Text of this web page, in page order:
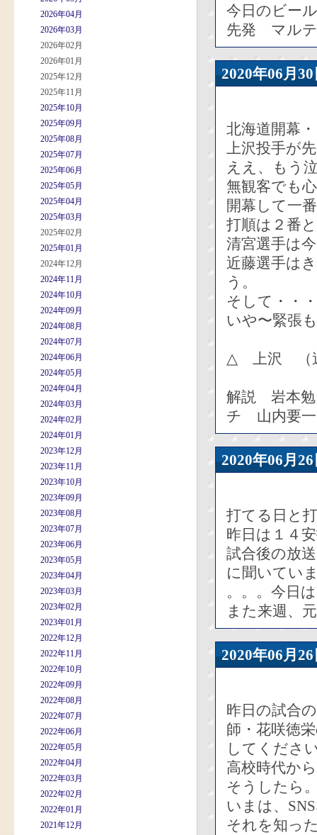
2026年04月
2026年03月
2026年02月
2026年01月
2025年12月
2025年11月
2025年10月
2025年09月
2025年08月
2025年07月
2025年06月
2025年05月
2025年04月
2025年03月
2025年02月
2025年01月
2024年12月
2024年11月
2024年10月
2024年09月
2024年08月
2024年07月
2024年06月
2024年05月
2024年04月
2024年03月
2024年02月
2024年01月
2023年12月
2023年11月
2023年10月
2023年09月
2023年08月
2023年07月
2023年06月
2023年05月
2023年04月
2023年03月
2023年02月
2023年01月
2022年12月
2022年11月
2022年10月
2022年09月
2022年08月
2022年07月
2022年06月
2022年05月
2022年04月
2022年03月
2022年02月
2022年01月
2021年12月
今日のビー
先発 マル
2020年06
北海道開幕
上沢投手が
ええ、もう
無観客でも
開幕して一
打順は２番
清宮選手は
近藤選手は
う。
そして・・
いや〜緊張
△ 上沢 （
解説 岩本
チ 山内要
2020年06
打てる日と
昨日は１４
試合後の放
に聞いてい
。。。今日
また来週、
2020年06
昨日の試合
師・花咲徳
してくださ
高校時代か
そうしたら
いまは、
それを知っ